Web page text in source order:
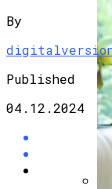
By
Published
04.12.2024